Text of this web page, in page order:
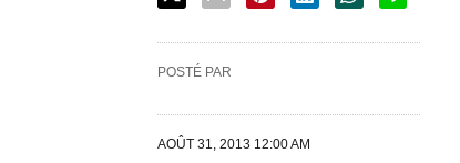
POSTÉ PAR
AOÛT 31, 2013 12:00 AM